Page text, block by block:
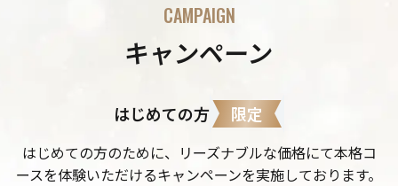
CAMPAIGN
キャンペーン
はじめての方 限定
はじめての方のために、リーズナブルな価格にて本格コ
ースを体験いただけるキャンペーンを実施しております。